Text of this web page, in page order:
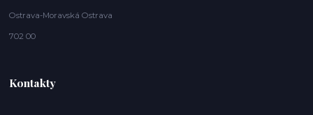
Ostrava-Moravská Ostrava
702 00
Kontakty